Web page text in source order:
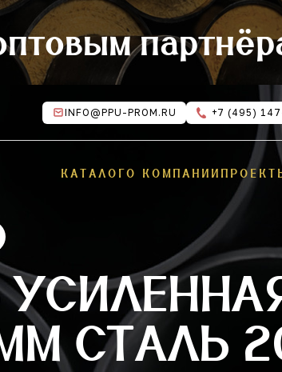
INFO@PPU-PROM.RU +7 (495)
КАТАЛОГО КОМПАНИИ
СТАЛЬ